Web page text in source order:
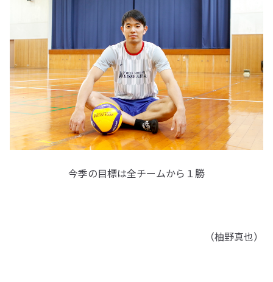
今季の目標は全チームから１勝
（柚野真也）